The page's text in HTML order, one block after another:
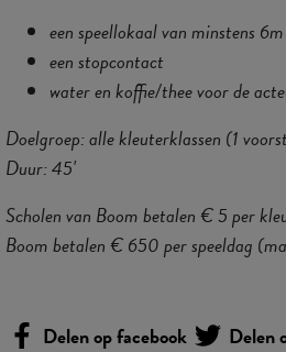
een speellokaal van minstens
een stopcontact
water en koffie/thee voor de
Doelgroep: alle kleuterklassen (1
Duur: 45'
Scholen van Boom betalen € 5 per
Boom betalen € 650 per speeldag
Delen op facebook Delen